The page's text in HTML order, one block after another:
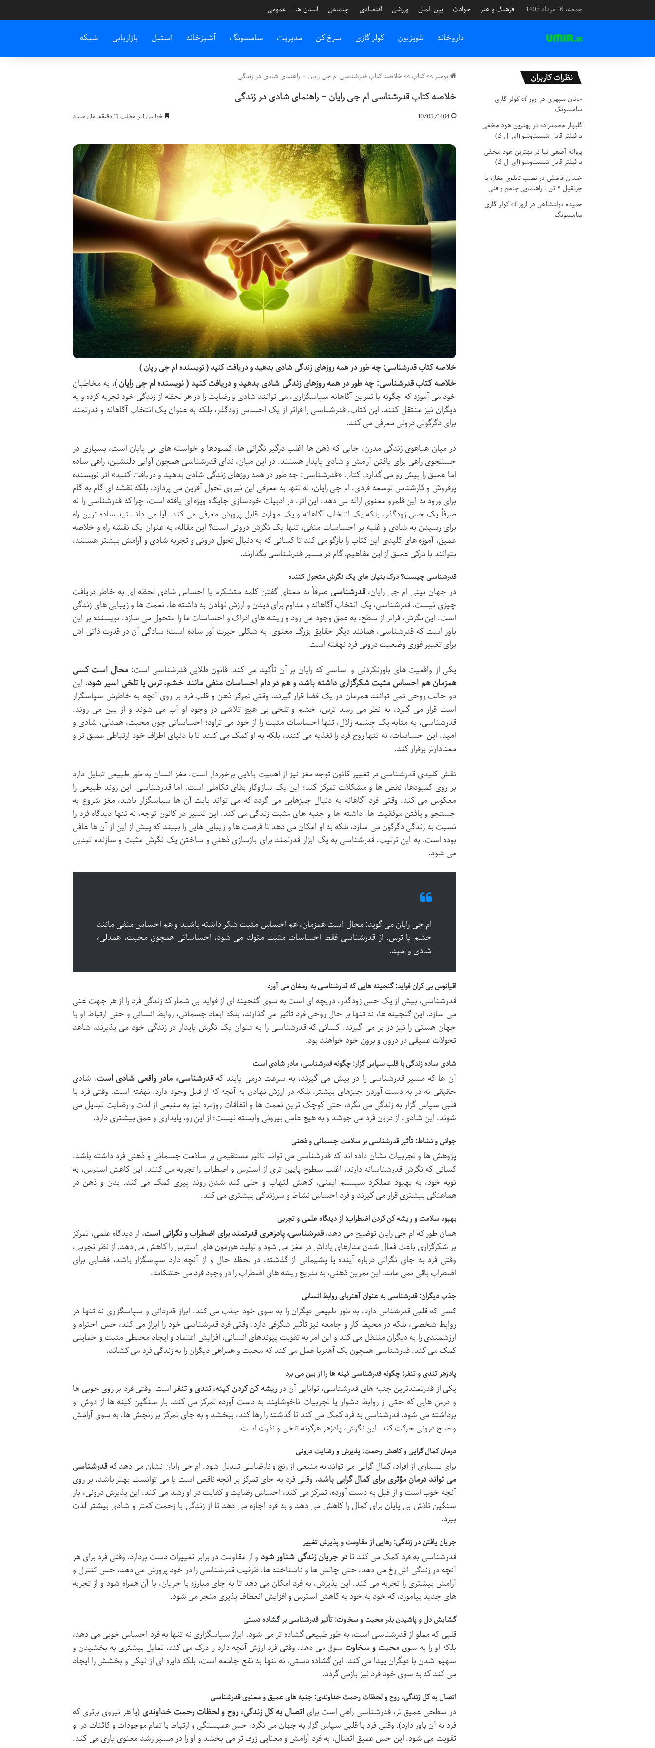
جمعه، 16 مرداد 1405 فرهنگ و هنر حوادث بین الملل ورزشی اقتصادی اجتماعی استان ها عمومی
داروخانه تلویزیون کولر گازی سرخ کن مدیریت سامسونگ آشپزخانه استیل بازاریابی شبکه
یومیر>>کتاب>>خلاصه کتاب قدرشناسی ام جی رایان – راهنمای شادی در زندگی
خلاصه کتاب قدرشناسی ام جی رایان – راهنمای شادی در زندگی
10/05/1404 خواندن این مطلب 15 دقیقه زمان میبرد
خلاصه کتاب قدرشناسی: چه طور در همه روزهای زندگی شادی بدهید و دریافت کنید ( نویسنده ام جی رایان )
خلاصه کتاب قدرشناسی: چه طور در همه روزهای زندگی شادی بدهید و دریافت کنید ( نویسنده ام جی رایان )، به مخاطبان
خود می آموزد که چگونه با تمرین آگاهانه سپاسگزاری، می توانند شادی و رضایت را در هر لحظه از زندگی خود تجربه کرده و به
دیگران نیز منتقل کنند. این کتاب، قدرشناسی را فراتر از یک احساس زودگذر، بلکه به عنوان یک انتخاب آگاهانه و قدرتمند
برای دگرگونی درونی معرفی می کند.
در میان هیاهوی زندگی مدرن، جایی که ذهن ها اغلب درگیر نگرانی ها، کمبودها و خواسته های بی پایان است، بسیاری در
جستجوی راهی برای یافتن آرامش و شادی پایدار هستند. در این میان، ندای قدرشناسی همچون آوایی دلنشین، راهی ساده
اما عمیق را پیش رو می گذارد. کتاب «قدرشناسی: چه طور در همه روزهای زندگی شادی بدهید و دریافت کنید» اثر نویسنده
پرفروش و کارشناس توسعه فردی، ام جی رایان، نه تنها به معرفی این نیروی تحول آفرین می پردازد، بلکه نقشه ای گام به گام
برای ورود به این قلمرو معنوی ارائه می دهد. این اثر، در ادبیات خودسازی جایگاه ویژه ای یافته است، چرا که قدرشناسی را نه
صرفاً یک حس زودگذر، بلکه یک انتخاب آگاهانه و یک مهارت قابل پرورش معرفی می کند. آیا می دانستید ساده ترین راه
برای رسیدن به شادی و غلبه بر احساسات منفی، تنها یک نگرش درونی است؟ این مقاله، به عنوان یک نقشه راه و خلاصه
عمیق، آموزه های کلیدی این کتاب را بازگو می کند تا کسانی که به دنبال تحول درونی و تجربه شادی و آرامش بیشتر هستند،
بتوانند با درکی عمیق از این مفاهیم، گام در مسیر قدرشناسی بگذارند.
قدرشناسی چیست؟ درک بنیان های یک نگرش متحول کننده
در جهان بینی ام جی رایان،قدرشناسی صرفاً به معنای گفتن کلمه متشکرم یا احساس شادی لحظه ای به خاطر دریافت
چیزی نیست. قدرشناسی، یک انتخاب آگاهانه و مداوم برای دیدن و ارزش نهادن به داشته ها، نعمت ها و زیبایی های زندگی
است. این نگرش، فراتر از سطح، به عمق وجود می رود و ریشه های ادراک و احساسات ما را متحول می سازد. نویسنده بر این
باور است که قدرشناسی، همانند دیگر حقایق بزرگ معنوی، به شکلی حیرت آور ساده است؛ سادگی آن در قدرت ذاتی اش
برای تغییر فوری وضعیت درونی فرد نهفته است.
یکی از واقعیت های باورنکردنی و اساسی که رایان بر آن تأکید می کند، قانون طلایی قدرشناسی است:محال است کسی
همزمان هم احساس مثبت شکرگزاری داشته باشد و هم در دام احساسات منفی مانند خشم، ترس یا تلخی اسیر شود. این
دو حالت روحی نمی توانند همزمان در یک فضا قرار گیرند. وقتی تمرکز ذهن و قلب فرد بر روی آنچه به خاطرش سپاسگزار
است قرار می گیرد، به نظر می رسد ترس، خشم و تلخی بی هیچ تلاشی در وجود او آب می شوند و از بین می روند.
قدرشناسی، به مثابه یک چشمه زلال، تنها احساسات مثبت را از خود می تراود؛ احساساتی چون محبت، همدلی، شادی و
امید. این احساسات، نه تنها روح فرد را تغذیه می کنند، بلکه به او کمک می کنند تا با دنیای اطراف خود ارتباطی عمیق تر و
معنادارتر برقرار کند.
نقش کلیدی قدرشناسی در تغییر کانون توجه مغز نیز از اهمیت بالایی برخوردار است. مغز انسان به طور طبیعی تمایل دارد
بر روی کمبودها، نقص ها و مشکلات تمرکز کند؛ این یک سازوکار بقای تکاملی است. اما قدرشناسی، این روند طبیعی را
معکوس می کند. وقتی فرد آگاهانه به دنبال چیزهایی می گردد که می تواند بابت آن ها سپاسگزار باشد، مغز شروع به
جستجو و یافتن موفقیت ها، داشته ها و جنبه های مثبت زندگی می کند. این تغییر در کانون توجه، نه تنها دیدگاه فرد را
نسبت به زندگی دگرگون می سازد، بلکه به او امکان می دهد تا فرصت ها و زیبایی هایی را ببیند که پیش از این از آن ها غافل
بوده است. به این ترتیب، قدرشناسی به یک ابزار قدرتمند برای بازسازی ذهنی و ساختن یک نگرش مثبت و سازنده تبدیل
می شود.
ام جی رایان می گوید: محال است همزمان، هم احساس مثبت شکر داشته باشید و هم احساس منفی مانند
خشم یا ترس. از قدرشناسی فقط احساسات مثبت متولد می شود، احساساتی همچون محبت، همدلی،
شادی و امید.
اقیانوس بی کران فواید: گنجینه هایی که قدرشناسی به ارمغان می آورد
قدرشناسی، بیش از یک حس زودگذر، دریچه ای است به سوی گنجینه ای از فواید بی شمار که زندگی فرد را از هر جهت غنی
می سازد. این گنجینه ها، نه تنها بر حال روحی فرد تأثیر می گذارند، بلکه ابعاد جسمانی، روابط انسانی و حتی ارتباط او با
جهان هستی را نیز در بر می گیرند. کسانی که قدرشناسی را به عنوان یک نگرش پایدار در زندگی خود می پذیرند، شاهد
تحولات عمیقی در درون و برون خود خواهند بود.
شادی ساده زندگی با قلب سپاس گزار: چگونه قدرشناسی، مادر شادی است
آن ها که مسیر قدرشناسی را در پیش می گیرند، به سرعت درمی یابند کهقدرشناسی، مادر واقعی شادی است. شادی
حقیقی نه در به دست آوردن چیزهای بیشتر، بلکه در ارزش نهادن به آنچه که از قبل وجود دارد، نهفته است. وقتی فرد با
قلبی سپاس گزار به زندگی می نگرد، حتی کوچک ترین نعمت ها و اتفاقات روزمره نیز به منبعی از لذت و رضایت تبدیل می
شوند. این شادی، از درون فرد می جوشد و به هیچ عامل بیرونی وابسته نیست؛ از این رو، پایداری و عمق بیشتری دارد.
جوانی و نشاط: تأثیر قدرشناسی بر سلامت جسمانی و ذهنی
پژوهش ها و تجربیات نشان داده اند که قدرشناسی می تواند تأثیر مستقیمی بر سلامت جسمانی و ذهنی فرد داشته باشد.
کسانی که نگرش قدرشناسانه دارند، اغلب سطوح پایین تری از استرس و اضطراب را تجربه می کنند. این کاهش استرس، به
نوبه خود، به بهبود عملکرد سیستم ایمنی، کاهش التهاب و حتی کند شدن روند پیری کمک می کند. بدن و ذهن در
هماهنگی بیشتری قرار می گیرند و فرد احساس نشاط و سرزندگی بیشتری می کند.
بهبود سلامت و ریشه کن کردن اضطراب: از دیدگاه علمی و تجربی
همان طور که ام جی رایان توضیح می دهد،قدرشناسی، پادزهری قدرتمند برای اضطراب و نگرانی است. از دیدگاه علمی، تمرکز
بر شکرگزاری باعث فعال شدن مدارهای پاداش در مغز می شود و تولید هورمون های استرس را کاهش می دهد. از نظر تجربی،
وقتی فرد به جای نگرانی درباره آینده یا پشیمانی از گذشته، در لحظه حال و از آنچه دارد سپاسگزار باشد، فضایی برای
اضطراب باقی نمی ماند. این تمرین ذهنی، به تدریج ریشه های اضطراب را در وجود فرد می خشکاند.
جذب دیگران: قدرشناسی به عنوان آهنربای روابط انسانی
کسی که قلبی قدرشناس دارد، به طور طبیعی دیگران را به سوی خود جذب می کند. ابراز قدردانی و سپاسگزاری نه تنها در
روابط شخصی، بلکه در محیط کار و جامعه نیز تأثیر شگرفی دارد. وقتی فرد قدرشناسی خود را ابراز می کند، حس احترام و
ارزشمندی را به دیگران منتقل می کند و این امر به تقویت پیوندهای انسانی، افزایش اعتماد و ایجاد محیطی مثبت و حمایتی
کمک می کند. قدرشناسی همچون یک آهنربا عمل می کند که محبت و همراهی دیگران را به زندگی فرد می کشاند.
پادزهر تندی و تنفر: چگونه قدرشناسی کینه ها را از بین می برد
یکی از قدرتمندترین جنبه های قدرشناسی، توانایی آن درریشه کن کردن کینه، تندی و تنفر است. وقتی فرد بر روی خوبی ها
و درس هایی که حتی از روابط دشوار یا تجربیات ناخوشایند به دست آورده تمرکز می کند، بار سنگین کینه ها از دوش او
برداشته می شود. قدرشناسی به فرد کمک می کند تا گذشته را رها کند، ببخشد و به جای تمرکز بر رنجش ها، به سوی آرامش
و صلح درونی حرکت کند. این نگرش، پادزهر هرگونه تلخی و نفرت است.
درمان کمال گرایی و کاهش زحمت: پذیرش و رضایت درونی
برای بسیاری از افراد، کمال گرایی می تواند به منبعی از رنج و نارضایتی تبدیل شود. ام جی رایان نشان می دهد که قدرشناسی
می تواند درمان مؤثری برای کمال گرایی باشد. وقتی فرد به جای تمرکز بر آنچه ناقص است یا می توانست بهتر باشد، بر روی
آنچه خوب است و از قبل به دست آورده، تمرکز می کند، احساس رضایت و کفایت در او رشد می کند. این پذیرش درونی، بار
سنگین تلاش بی پایان برای کمال را کاهش می دهد و به فرد اجازه می دهد تا از زندگی با زحمت کمتر و شادی بیشتر لذت
ببرد.
جریان یافتن در زندگی: رهایی از مقاومت و پذیرش تغییر
قدرشناسی به فرد کمک می کند تادر جریان زندگی شناور شود و از مقاومت در برابر تغییرات دست بردارد. وقتی فرد برای هر
آنچه در زندگی اش رخ می دهد، حتی چالش ها و ناشناخته ها، ظرفیت قدرشناسی را در خود پرورش می دهد، حس کنترل و
آرامش بیشتری را تجربه می کند. این پذیرش، به فرد امکان می دهد تا به جای مبارزه با جریان، با آن همراه شود و از تجربه
های جدید بیاموزد، که خود به خود به کاهش استرس و افزایش انعطاف پذیری منجر می شود.
گشایش دل و پاشیدن بذر محبت و سخاوت: تأثیر قدرشناسی بر گشاده دستی
قلبی که مملو از قدرشناسی است، به طور طبیعی گشاده تر می شود. ابراز سپاسگزاری نه تنها به فرد احساس خوبی می دهد،
بلکه او را به سوی محبت و سخاوتسوق می دهد. وقتی فرد ارزش آنچه دارد را درک می کند، تمایل بیشتری به بخشیدن و
سهیم شدن با دیگران پیدا می کند. این گشاده دستی، نه تنها به نفع جامعه است، بلکه دایره ای از نیکی و بخشش را ایجاد
می کند که به سوی خود فرد نیز بازمی گردد.
اتصال به کل زندگی، روح و لحظات رحمت خداوندی: جنبه های عمیق و معنوی قدرشناسی
در سطحی عمیق تر، قدرشناسی راهی است برایاتصال به کل زندگی، روح و لحظات رحمت خداوندی (یا هر نیروی برتری که
فرد به آن باور دارد). وقتی فرد با قلبی سپاس گزار به جهان می نگرد، حس همبستگی و ارتباط با تمام موجودات و کائنات در او
تقویت می شود. این حس عمیق اتصال، به فرد آرامش و معنایی ژرف تر می بخشد و او را در مسیر رشد معنوی یاری می کند.
نظرات کاربران
جانان سپهری در
ارور cf کولر گازی
سامسونگ
گلبهار محمدزاده دربهترین هود مخفی
با فیلتر قابل شست‌وشو (ای ال کا)
پروانه آصفی نیا دربهترین هود مخفی
با فیلتر قابل شست‌وشو (ای ال کا)
خندان فاضلی درنصب تابلوی مغازه با
جرثقیل ۷ تن : راهنمایی جامع و فنی
حمیده دولتشاهی در
ارور cf کولر گازی
سامسونگ